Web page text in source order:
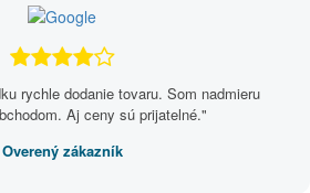
rychle dodanie tovaru. Som nadmieru
Aj ceny sú prijatelné."
Overený zákazník